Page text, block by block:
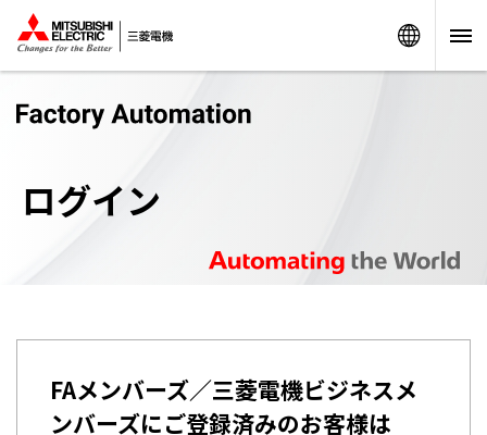
ログイン
FAメンバーズ／三菱電機ビジネスメ
ンバーズにご登録済みのお客様は